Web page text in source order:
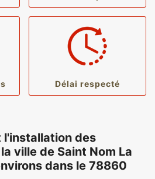
Délai respecté
des
ville de Saint Nom La
dans le 78860